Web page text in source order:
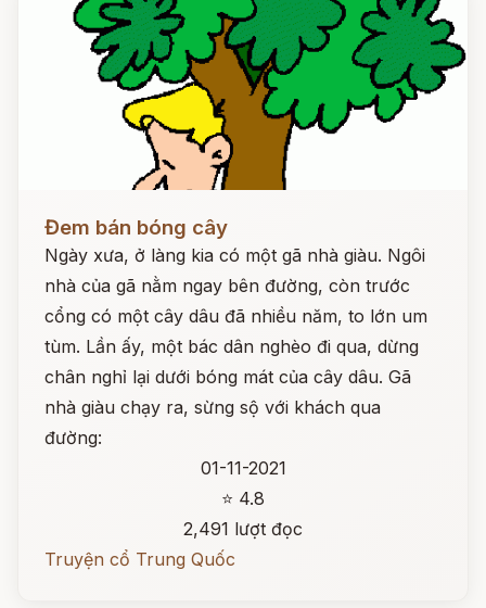
Đem bán bóng cây
Ngày xưa, ở làng kia có một gã nhà giàu. Ngôi
nhà của gã nằm ngay bên đường, còn trước
cổng có một cây dâu đã nhiều năm, to lớn um
tùm. Lần ấy, một bác dân nghèo đi qua, dừng
chân nghỉ lại dưới bóng mát của cây dâu. Gã
nhà giàu chạy ra, sừng sộ với khách qua
đường:
01-11-2021
⭐ 4.8
2,491 lượt đọc
Truyện cổ Trung Quốc